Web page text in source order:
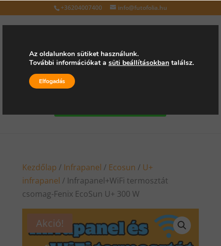
+36204007400 info@futofolia.hu
Válasszon oldalt
Kezdőlap / Infrapanel / Ecosun / U+
infrapanel / Infrapanel+WiFi termosztát
csomag-Fenix EcoSun U+ 300 W
Akció!
Az oldalunkon sütiket használunk.
További információkat a süti beállításokban találsz.
Elfogadás